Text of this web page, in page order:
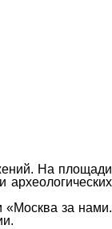
На площади
археологических
«Москва за нами.